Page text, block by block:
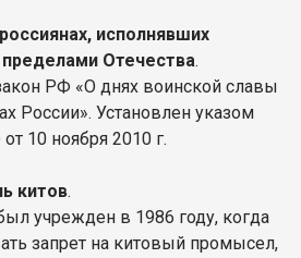
исполнявших
Отечества.
РФ «О днях воинской славы
России». Установлен указом
10 ноября 2010 г.
китов.
учрежден в 1986 году, когда
запрет на китовый промысел,